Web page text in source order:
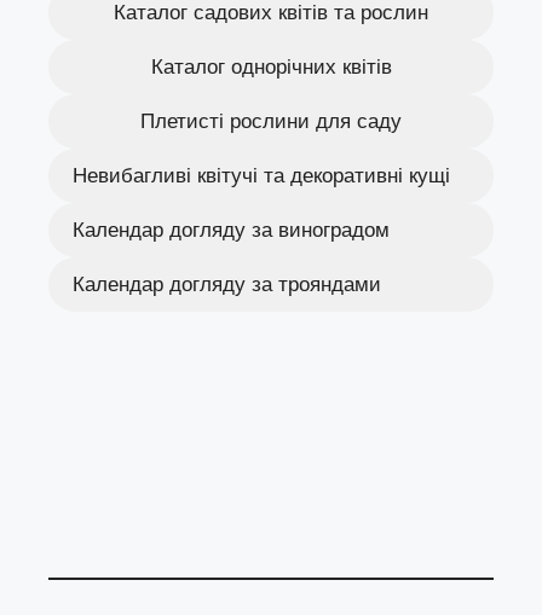
Каталог садових квітів та рослин
Каталог однорічних квітів
Плетисті рослини для саду
Невибагливі квітучі та декоративні кущі
Календар догляду за виноградом
Календар догляду за трояндами